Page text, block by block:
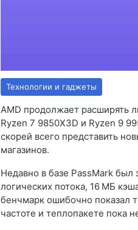
Технологии и гаджеты
AMD продолжает расширять
Ryzen 7 9850X3D и Ryzen 9
скорей всего представить
магазинов.
Недавно в базе PassMark был
логических потока, 16 МБ
бенчмарк ошибочно показал
частоте и теплопакете пока